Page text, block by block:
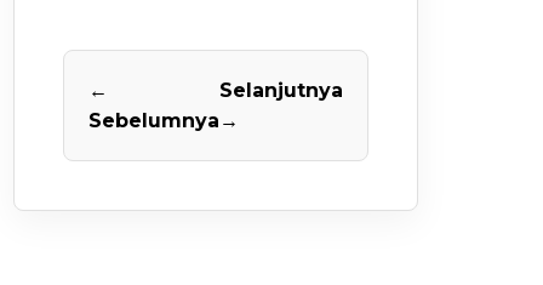
←
Sebelumnya
Selanjutnya
→